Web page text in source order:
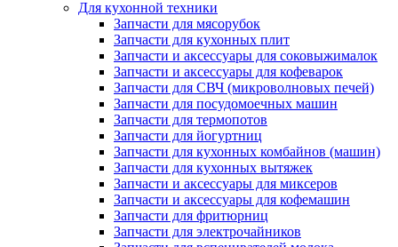
Для кухонной техники
Запчасти для мясорубок
Запчасти для кухонных плит
Запчасти и аксессуары для соковыжималок
Запчасти и аксессуары для кофеварок
Запчасти для СВЧ (микроволновых печей)
Запчасти для посудомоечных машин
Запчасти для термопотов
Запчасти для йогуртниц
Запчасти для кухонных комбайнов (машин)
Запчасти для кухонных вытяжек
Запчасти и аксессуары для миксеров
Запчасти и аксессуары для кофемашин
Запчасти для фритюрниц
Запчасти для электрочайников